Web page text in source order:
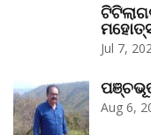
Jul 7,
Aug 6,